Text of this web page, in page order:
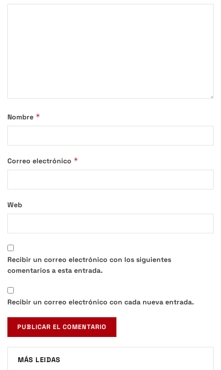
Nombre *
Correo electrónico *
Web
Recibir un correo electrónico con los siguientes
comentarios a esta entrada.
Recibir un correo electrónico con cada nueva entrada.
MÁS LEIDAS